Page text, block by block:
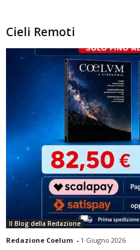
Cieli Remoti
Il Blog della Redazione
Redazione Coelum - 1 Giugno 2026